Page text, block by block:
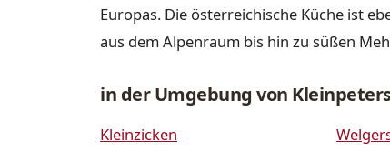
Europas. Die österreichische Küche ist
aus dem Alpenraum bis hin zu süßen
in der Umgebung von
Kleinzicken